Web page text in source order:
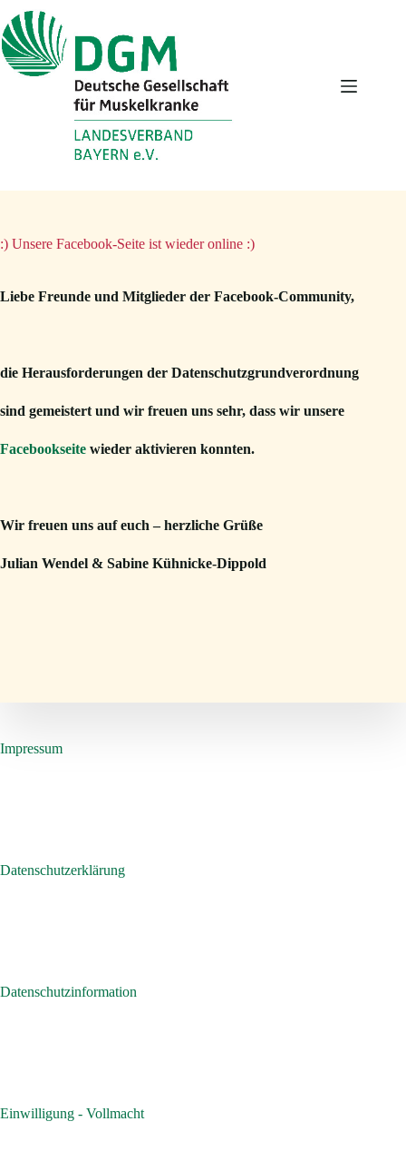
Inhalt
springen
:) Unsere Facebook-Seite ist wieder online :)
Liebe Freunde und Mitglieder der Facebook-Community,
die Herausforderungen der Datenschutzgrundverordnung
sind gemeistert und wir freuen uns sehr, dass wir unsere
Facebookseite wieder aktivieren konnten.
Wir freuen uns auf euch – herzliche Grüße
Julian Wendel & Sabine Kühnicke-Dippold
Impressum
Datenschutzerklärung
Datenschutzinformation
Einwilligung - Vollmacht